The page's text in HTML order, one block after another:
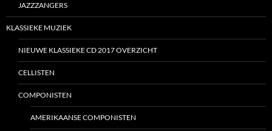
JAZZZANGERS
KLASSIEKE MUZIEK
NIEUWE KLASSIEKE CD 2017 OVERZICHT
CELLISTEN
COMPONISTEN
AMERIKAANSE COMPONISTEN